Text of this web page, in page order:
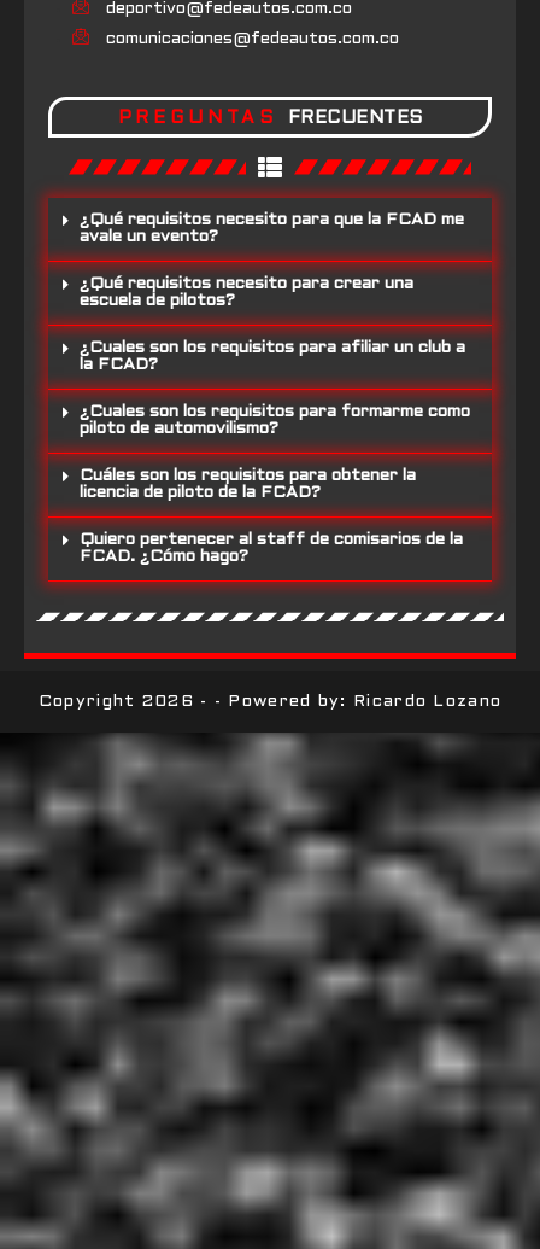
deportivo@fedeautos.com.co
comunicaciones@fedeautos.com.co
PREGUNTAS FRECUENTES
¿Qué requisitos necesito para que la FCAD me
avale un evento?
¿Qué requisitos necesito para crear una
escuela de pilotos?
¿Cuales son los requisitos para afiliar un club a
la FCAD?
¿Cuales son los requisitos para formarme como
piloto de automovilismo?
Cuáles son los requisitos para obtener la
licencia de piloto de la FCAD?
Quiero pertenecer al staff de comisarios de la
FCAD. ¿Cómo hago?
Copyright 2026 - - Powered by: Ricardo Lozano